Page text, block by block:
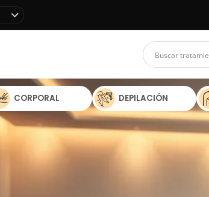
CORPORAL DEPILACIÓN